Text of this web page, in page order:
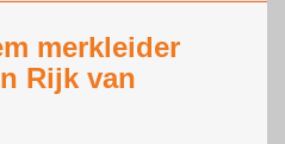
merkleider
Rijk van